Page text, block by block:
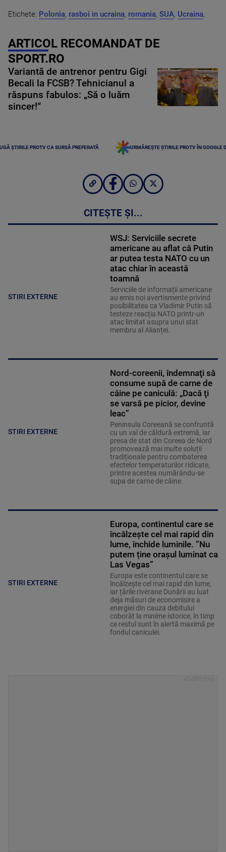
Etichete: Polonia, rasboi in ucraina, romania, SUA, Ucraina,
ARTICOL RECOMANDAT DE
SPORT.RO
Variantă de antrenor pentru Gigi
Becali la FCSB? Tehnicianul a
răspuns fabulos: „Să o luăm
sincer!”
ȘTIRILE PROTV CA SURSĂ PREFERATĂ URMĂREȘTE ȘTIRILE PROTV ÎN GOOGLE
CITEȘTE ȘI...
STIRI EXTERNE
WSJ: Serviciile secrete
americane au aflat că Putin
ar putea testa NATO cu un
atac chiar în această
toamnă
Serviciile de informații americane
au emis noi avertismente privind
posibilitatea ca Vladimir Putin să
testeze reacția NATO printr-un
atac limitat asupra unui stat
membru al Alianței.
STIRI EXTERNE
Nord-coreenii, îndemnaţi să
consume supă de carne de
câine pe caniculă: „Dacă ţi
se varsă pe picior, devine
leac”
Peninsula Coreeană se confruntă
cu un val de căldură extremă, iar
presa de stat din Coreea de Nord
promovează mai multe soluții
tradiționale pentru combaterea
efectelor temperaturilor ridicate,
printre acestea numărându-se
supa de carne de câine.
STIRI EXTERNE
Europa, continentul care se
încălzește cel mai rapid din
lume, închide luminile. ”Nu
putem ține orașul luminat ca
Las Vegas”
Europa este continentul care se
încălzește cel mai rapid din lume,
iar țările riverane Dunării au luat
deja măsuri de economisire a
energiei din cauza debitului
coborât la minime istorice, în timp
ce restul sunt în alertă maximă pe
fondul caniculei.